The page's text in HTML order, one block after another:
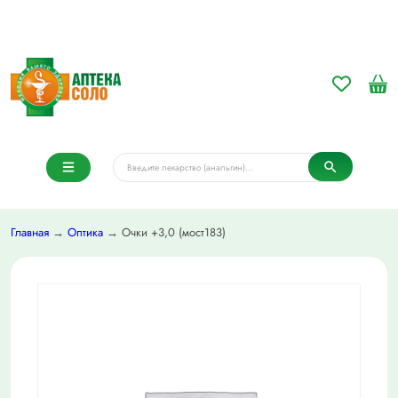
Главная → Оптика → Очки +3,0 (мост183)